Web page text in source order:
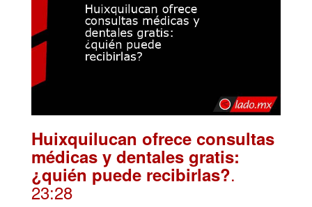
Huixquilucan ofrece consultas
médicas y dentales gratis:
¿quién puede recibirlas?.
23:28